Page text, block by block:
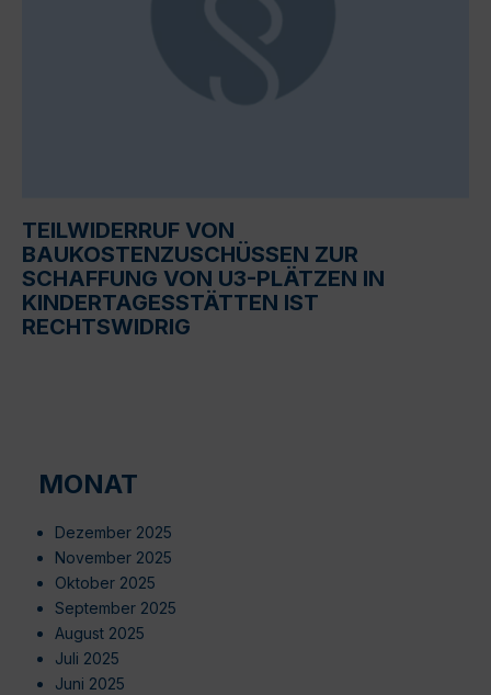
TEILWIDERRUF VON
BAUKOSTENZUSCHÜSSEN ZUR
SCHAFFUNG VON U3-PLÄTZEN IN
KINDERTAGESSTÄTTEN IST
RECHTSWIDRIG
MONAT
Dezember 2025
November 2025
Oktober 2025
September 2025
August 2025
Juli 2025
Juni 2025